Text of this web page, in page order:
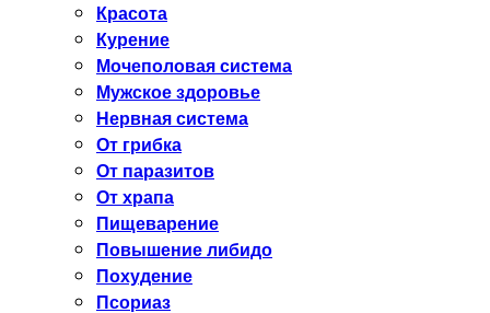
Красота
Курение
Мочеполовая система
Мужское здоровье
Нервная система
От грибка
От паразитов
От храпа
Пищеварение
Повышение либидо
Похудение
Псориаз